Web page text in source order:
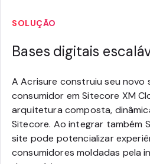
SOLUÇÃO
Bases digitais
A Acrisure construiu seu novo
consumidor em Sitecore XM
arquitetura composta,
Sitecore. Ao integrar também
site pode potencializar
consumidores moldadas pela